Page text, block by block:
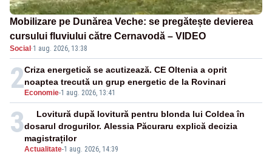
Mobilizare pe Dunărea Veche: se pregătește devierea
cursului fluviului către Cernavodă – VIDEO
Social ·1 aug. 2026, 13:38
2 Economie-1 aug. 2026, 13:41
Criza energetică se acutizează. CE Oltenia a oprit
noaptea trecută un grup energetic de la Rovinari
3
Actualitate-1 aug. 2026, 14:39
Lovitură după lovitură pentru blonda lui Coldea în
dosarul drogurilor. Alessia Păcuraru explică decizia
magistraților